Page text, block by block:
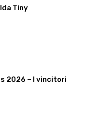
Tiny
2026 – I vincitori